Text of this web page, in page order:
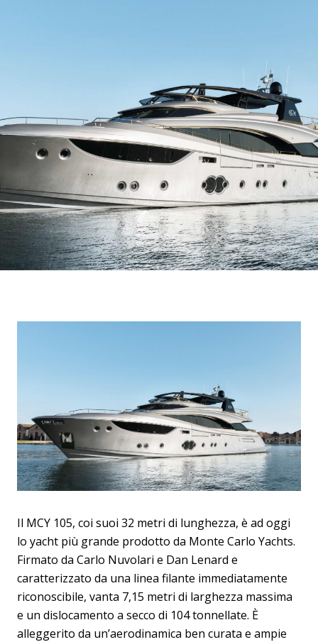
Il MCY 105, coi suoi 32 metri di lunghezza, è ad oggi
lo yacht più grande prodotto da Monte Carlo Yachts.
Firmato da Carlo Nuvolari e Dan Lenard e
caratterizzato da una linea filante immediatamente
riconoscibile, vanta 7,15 metri di larghezza massima
e un dislocamento a secco di 104 tonnellate. È
alleggerito da un’aerodinamica ben curata e ampie